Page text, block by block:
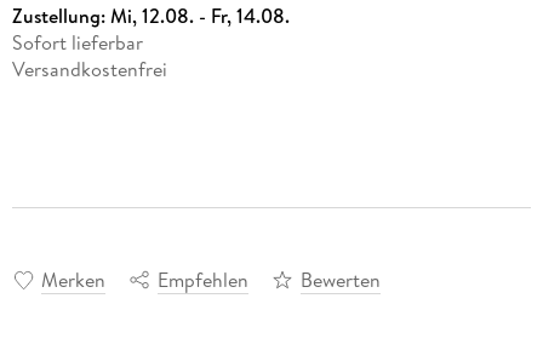
Zustellung:Mi, 12.08. - Fr, 14.08.
Sofort lieferbar
Versandkostenfrei
Merken Empfehlen Bewerten